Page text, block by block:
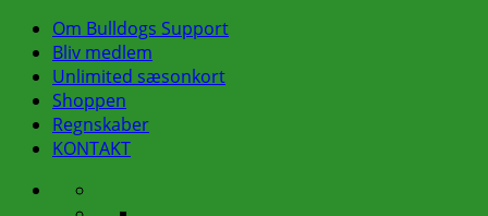
Om Bulldogs Support
Bliv medlem
Unlimited sæsonkort
Shoppen
Regnskaber
KONTAKT
Om